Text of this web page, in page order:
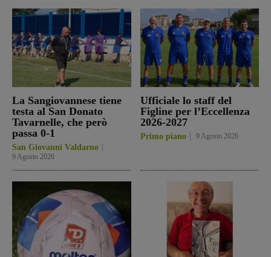
La Sangiovannese tiene
testa al San Donato
Tavarnelle, che però
passa 0-1
San Giovanni Valdarno
9 Agosto 2026
Ufficiale lo staff del
Figline per l’Eccellenza
2026-2027
Primo piano 9 Agosto 2026